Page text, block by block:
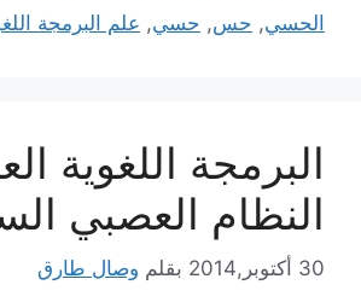
الحسي, حس, حسي, علم البرمجة
البرمجة اللغوية
النظام العصبي
30 أكتوبر,2014 بقلم وصال طارق